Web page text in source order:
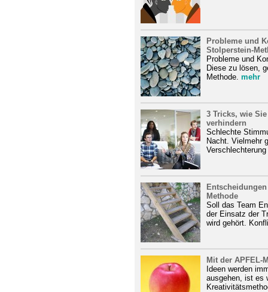
Probleme und
Stolperstein-
Probleme und
Diese zu lösen,
Methode. mehr
3 Tricks, wie
verhindern
Schlechte
Nacht. Vielmehr
Methode
Soll das Team
der Einsatz der
wird gehört.
Mit der APFEL-
Ideen werden
ausgehen, ist es